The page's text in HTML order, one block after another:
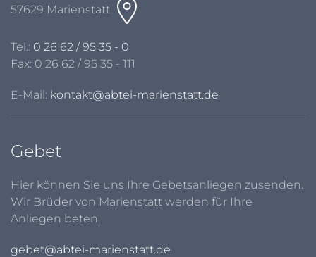
57629 Marienstatt
Tel.: 0 26 62 / 95 35 - 0
Fax: 0 26 62 / 95 35 - 111
E-Mail: kontakt@abtei-marienstatt.de
Gebet
Hier können Sie uns Ihre Gebetsanliegen zusenden.
Wir Brüder von Marienstatt werden für Ihre
Anliegen beten.
gebet@abtei-marienstatt.de